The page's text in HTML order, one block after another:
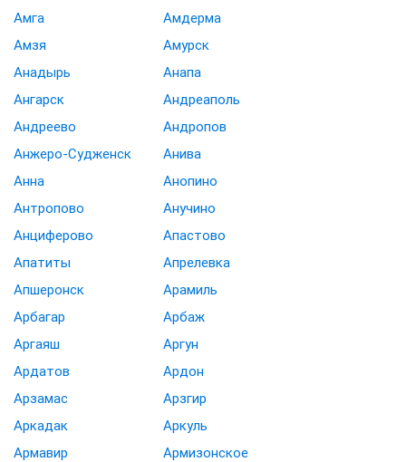
Амга
Амдерма
Амзя
Амурск
Анадырь
Анапа
Ангарск
Андреаполь
Андреево
Андропов
Анжеро-Судженск
Анива
Анна
Анопино
Антропово
Анучино
Анциферово
Апастово
Апатиты
Апрелевка
Апшеронск
Арамиль
Арбагар
Арбаж
Аргаяш
Аргун
Ардатов
Ардон
Арзамас
Арзгир
Аркадак
Аркуль
Армавир
Армизонское